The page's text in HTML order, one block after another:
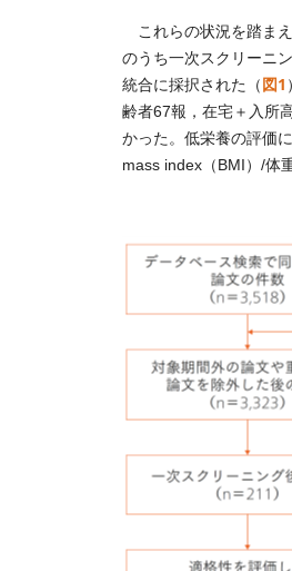
これらの状況を踏ま
のうち一次スクリーニ
統合に採択された（図1
齢者67報，在宅＋入所
かった。低栄養の評価
mass index（BMI）/体